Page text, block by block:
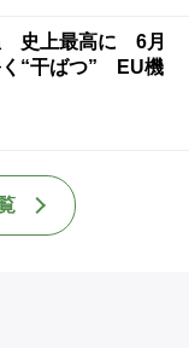
史上最高に 6月
く“干ばつ” EU機